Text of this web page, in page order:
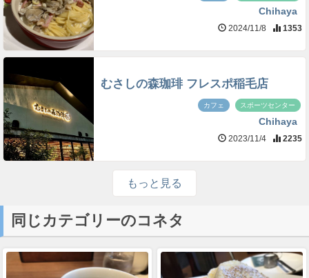
Chihaya
2024/11/8 1353
むさしの森珈琲 フレスポ稲毛店
カフェ スポーツセンター
Chihaya
2023/11/4 2235
もっと見る
同じカテゴリーのコネタ